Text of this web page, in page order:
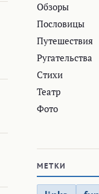
Обзоры
Пословицы
Путешествия
Ругательства
Стихи
Театр
Фото
МЕТКИ